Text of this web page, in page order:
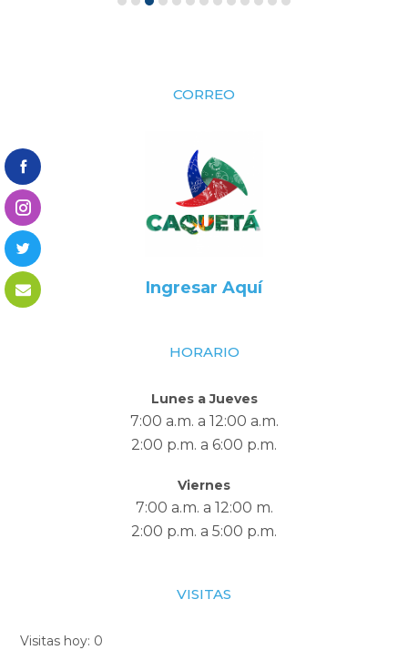
CORREO
Ingresar Aquí
HORARIO
Lunes a Jueves
7:00 a.m. a 12:00 a.m.
2:00 p.m. a 6:00 p.m.
Viernes
7:00 a.m. a 12:00 m.
2:00 p.m. a 5:00 p.m.
VISITAS
Visitas hoy: 0